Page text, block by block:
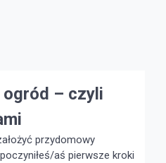
– czyli
przydomowy
aś pierwsze kroki